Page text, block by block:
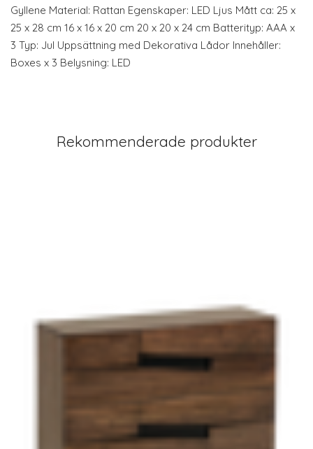
Gyllene Material: Rattan Egenskaper: LED Ljus Mått ca: 25 x
25 x 28 cm 16 x 16 x 20 cm 20 x 20 x 24 cm Batterityp: AAA x
3 Typ: Jul Uppsättning med Dekorativa Lådor Innehåller:
Boxes x 3 Belysning: LED
Rekommenderade produkter